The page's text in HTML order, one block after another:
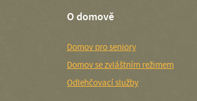
O domově
Domov pro seniory
Domov se zvláštním režimem
Odlehčovací služby